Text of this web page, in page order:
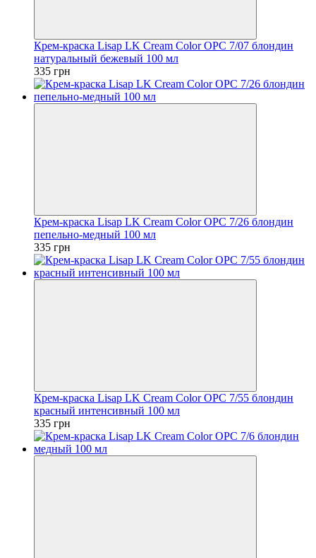
Крем-краска Lisap LK Cream Color OPC 7/07 блондин
натуральный бежевый 100 мл
335 грн
Крем-краска Lisap LK Cream Color OPC 7/26 блондин
пепельно-медный 100 мл
335 грн
Крем-краска Lisap LK Cream Color OPC 7/55 блондин
красный интенсивный 100 мл
335 грн